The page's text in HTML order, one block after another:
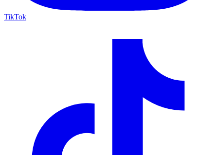
TikTok